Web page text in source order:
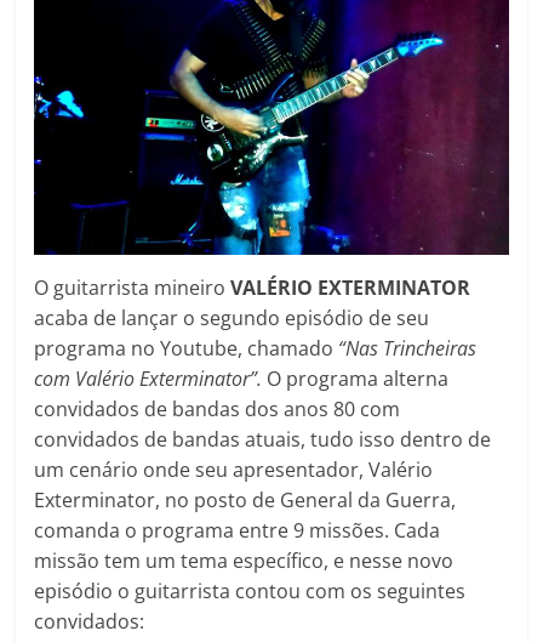
O guitarrista mineiroVALÉRIO EXTERMINATOR
acaba de lançar o segundo episódio de seu
programa no Youtube, chamado “Nas Trincheiras
com Valério Exterminator”. O programa alterna
convidados de bandas dos anos 80 com
convidados de bandas atuais, tudo isso dentro de
um cenário onde seu apresentador, Valério
Exterminator, no posto de General da Guerra,
comanda o programa entre 9 missões. Cada
missão tem um tema específico, e nesse novo
episódio o guitarrista contou com os seguintes
convidados: